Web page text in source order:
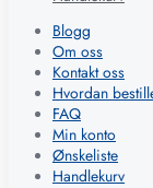
Blogg
Om oss
Kontakt oss
Hvordan
FAQ
Min konto
Ønskeliste
Handlekurv